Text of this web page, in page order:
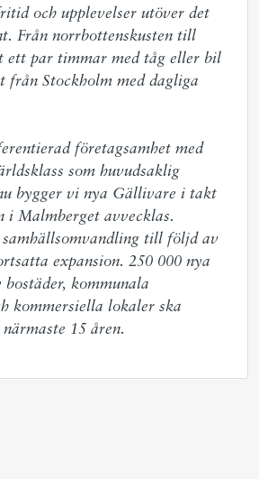
och upplevelser utöver det
Från norrbottenskusten till
ett par timmar med tåg eller bil
från Stockholm med dagliga
företagsamhet med
som huvudsaklig
bygger vi nya Gällivare i takt
i Malmberget avvecklas.
samhällsomvandling till följd av
expansion. 250 000 nya
kommunala
kommersiella lokaler ska
15 åren.